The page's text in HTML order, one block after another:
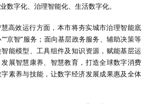
数字化、治理智能化、生活数字化。
高效运行方面，本市将夯实城市治理智能底
”“京智”服务；面向基层政务服务、辅助决策等
能模型、工具组件及知识资源，赋能基层运
展智慧康养、智慧教育，打造全球数字消费
素养与技能，让数字经济发展成果惠及全体